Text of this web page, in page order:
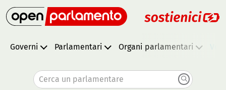
Governi Parlamentari Organi parlamentari
Cerca un parlamentare